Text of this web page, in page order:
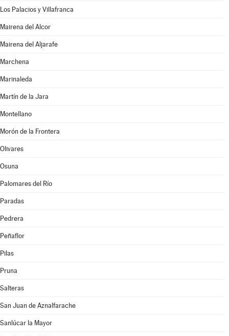
Los Palacios y Villafranca
Mairena del Alcor
Mairena del Aljarafe
Marchena
Marinaleda
Martín de la Jara
Montellano
Morón de la Frontera
Olivares
Osuna
Palomares del Río
Paradas
Pedrera
Peñaflor
Pilas
Pruna
Salteras
San Juan de Aznalfarache
Sanlúcar la Mayor